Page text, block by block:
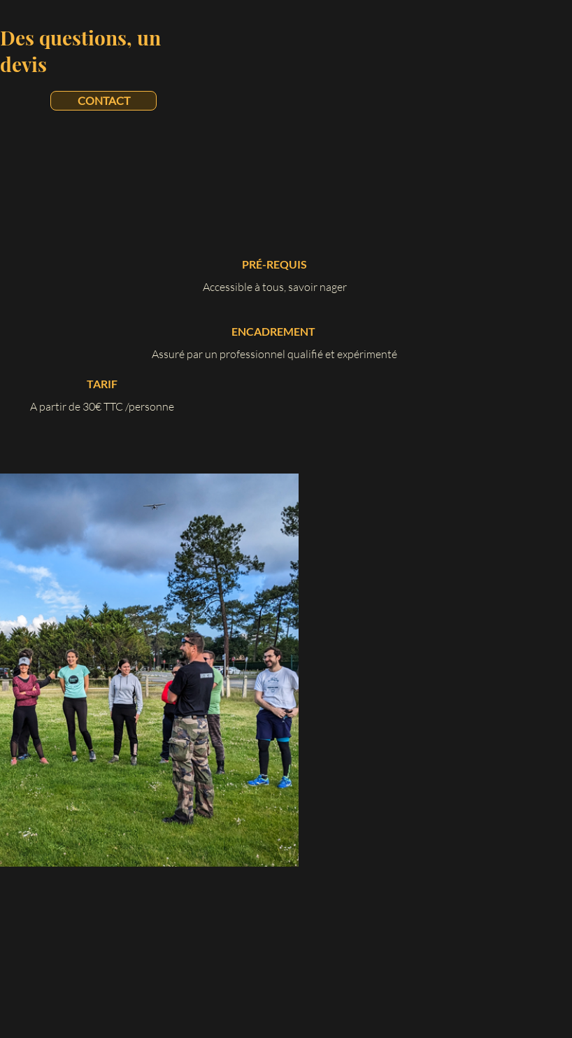
Des questions, un
devis
CONTACT
PRÉ-REQUIS
Accessible à tous, savoir nager
ENCADREMENT
Assuré par un professionnel qualifié et expérimenté
TARIF
A partir de 30€ TTC /personne